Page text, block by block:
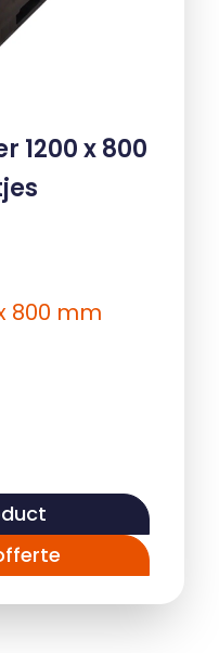
1200 x 800
800 mm